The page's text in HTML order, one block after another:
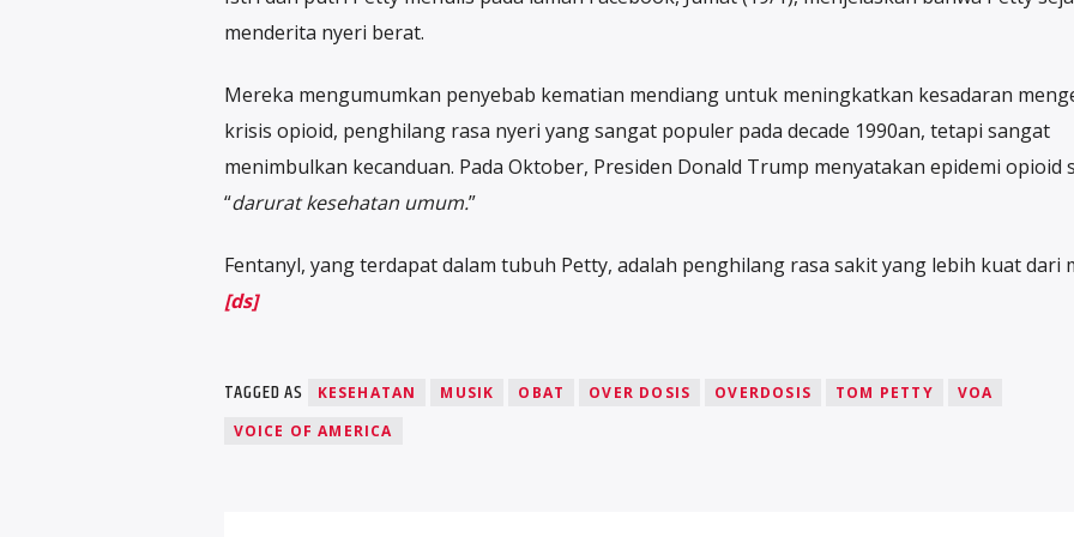
menderita nyeri berat.
Mereka mengumumkan penyebab kematian mendiang untuk meningkatkan kesadaran
krisis opioid, penghilang rasa nyeri yang sangat populer pada decade 1990an, tetapi sangat
menimbulkan kecanduan. Pada Oktober, Presiden Donald Trump menyatakan epidemi opioid
“darurat kesehatan umum.”
Fentanyl, yang terdapat dalam tubuh Petty, adalah penghilang rasa sakit yang lebih kuat dari
[ds]
TAGGED AS KESEHATAN MUSIK OBAT OVER DOSIS OVERDOSIS TOM PETTY
VOA
VOICE OF AMERICA